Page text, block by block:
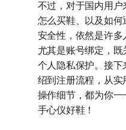
不过，对于国内用户
怎么买鞋、以及如
安全性，依然是许多
尤其是账号绑定，既
个人隐私保护。接
绍到注册流程，从
操作细节，都为你一
手心仪好鞋！